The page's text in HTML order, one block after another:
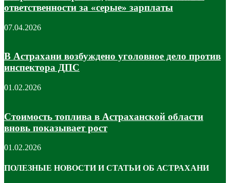
ответственности за «серые» зарплаты
07.04.2026
В Астрахани возбуждено уголовное дело против
инспектора ДПС
01.02.2026
Стоимость топлива в Астраханской области
вновь показывает рост
01.02.2026
ПОЛЕЗНЫЕ НОВОСТИ И СТАТЬИ ОБ АСТРАХАНИ